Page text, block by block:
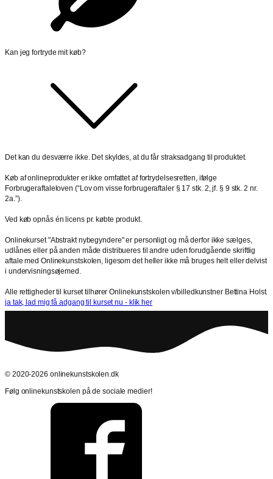
Kan jeg fortryde mit køb?
Det kan du desværre ikke. Det skyldes, at du får straksadgang til produktet.
Køb af onlineprodukter er ikke omfattet af fortrydelsesretten, ifølge
Forbrugeraftaleloven (“Lov om visse forbrugeraftaler § 17 stk. 2, jf. § 9 stk. 2 nr.
2a.”).
Ved køb opnås én licens pr. købte produkt.
Onlinekurset "Abstrakt nybegyndere" er personligt og må derfor ikke sælges,
udlånes eller på anden måde distribueres til andre uden forudgående skriftlig
aftale med Onlinekunstskolen, ligesom det heller ikke må bruges helt eller delvist
i undervisningsøjemed.
Alle rettigheder til kurset tilhører Onlinekunstskolen v/billedkunstner Bettina Holst.
ja tak, lad mig få adgang til kurset nu - klik her
© 2020-2026 onlinekunstskolen.dk
Følg onlinekunstskolen på de sociale medier!